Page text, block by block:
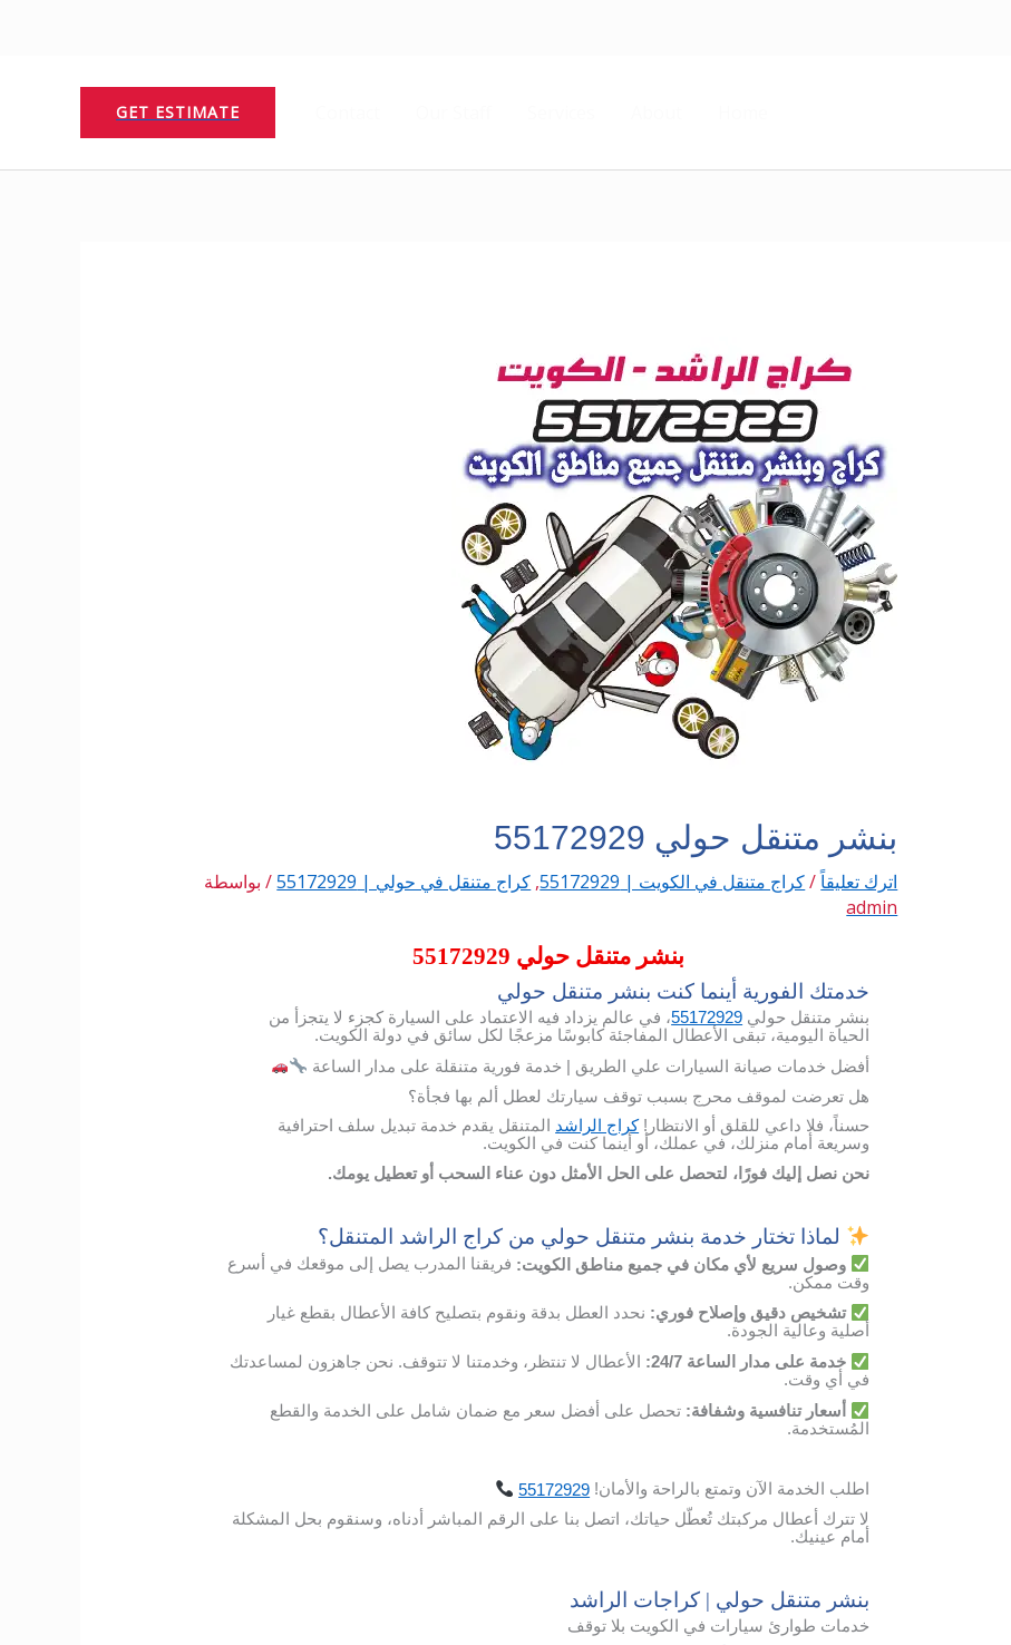
GET ESTIMATE
بنشر متنقل حولي 55172929
اترك تعليقاً/كراج متنقل في الكويت | 55172929 , كراج متنقل في حولي | 55172929
/ بواسطة
admin
بنشر متنقل حولي 55172929
خدمتك الفورية أينما كنت بنشر متنقل حولي
بنشر متنقل حولي 55172929، في عالم يزداد فيه الاعتماد على السيارة كجزء لا يتجزأ من
الحياة اليومية، تبقى الأعطال المفاجئة كابوسًا مزعجًا لكل سائق في دولة الكويت.
أفضل خدمات صيانة السيارات علي الطريق | خدمة فورية متنقلة على مدار الساعة
هل تعرضت لموقف محرج بسبب توقف سيارتك لعطل ألم بها فجأة؟
حسناً، فلا داعي للقلق أو الانتظار!كراج الراشد المتنقل يقدم خدمة تبديل سلف احترافية
وسريعة أمام منزلك، في عملك، أو أينما كنت في الكويت.
نحن نصل إليك فورًا، لتحصل على الحل الأمثل دون عناء السحب أو تعطيل يومك.
لماذا تختار خدمة بنشر متنقل حولي من كراج الراشد المتنقل؟
وصول سريع لأي مكان في جميع مناطق الكويت: فريقنا المدرب يصل إلى موقعك في
أسرع
وقت ممكن.
تشخيص دقيق وإصلاح فوري: نحدد العطل بدقة ونقوم بتصليح كافة الأعطال بقطع غيار
أصلية وعالية الجودة.
خدمة على مدار الساعة الأعطال لا تنتظر، وخدمتنا لا تتوقف. نحن جاهزون لمساعدتك
في
أي وقت.
أسعار تنافسية وشفافة: تحصل على أفضل سعر مع ضمان شامل على الخدمة والقطع
المُستخدمة.
اطلب الخدمة الآن وتمتع بالراحة والأمان!
55172929
لا تترك أعطال مركبتك تُعطّل حياتك، اتصل بنا على الرقم المباشر أدناه، وسنقوم بحل المشكلة
أمام عينيك.
بنشر متنقل حولي | كراجات الراشد
خدمات طوارئ سيارات في الكويت بلا توقف